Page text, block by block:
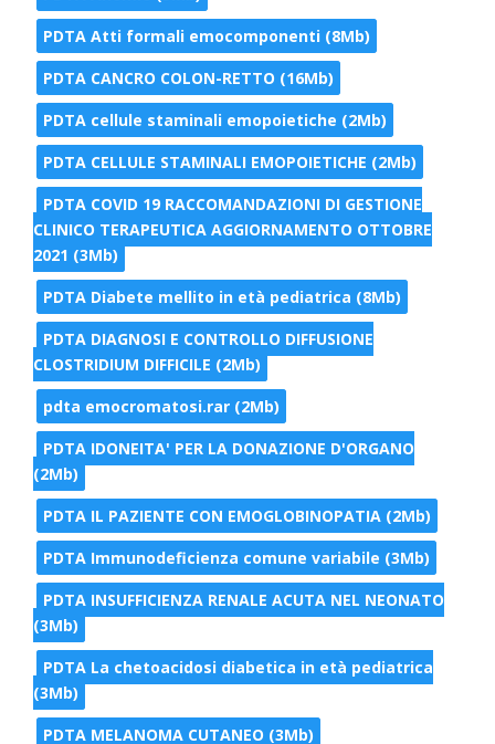
PDTA Atti formali emocomponenti (8Mb)
PDTA CANCRO COLON-RETTO (16Mb)
PDTA cellule staminali emopoietiche (2Mb)
PDTA CELLULE STAMINALI EMOPOIETICHE (2Mb)
PDTA COVID 19 RACCOMANDAZIONI DI GESTIONE
CLINICO TERAPEUTICA AGGIORNAMENTO OTTOBRE
2021 (3Mb)
PDTA Diabete mellito in età pediatrica (8Mb)
PDTA DIAGNOSI E CONTROLLO DIFFUSIONE
CLOSTRIDIUM DIFFICILE (2Mb)
pdta emocromatosi.rar (2Mb)
PDTA IDONEITA' PER LA DONAZIONE D'ORGANO
(2Mb)
PDTA IL PAZIENTE CON EMOGLOBINOPATIA (2Mb)
PDTA Immunodeficienza comune variabile (3Mb)
PDTA INSUFFICIENZA RENALE ACUTA NEL NEONATO
(3Mb)
PDTA La chetoacidosi diabetica in età pediatrica
(3Mb)
PDTA MELANOMA CUTANEO (3Mb)